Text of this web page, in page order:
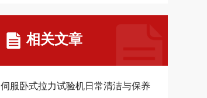
相关文章
伺服卧式拉力试验机日常清洁与保养